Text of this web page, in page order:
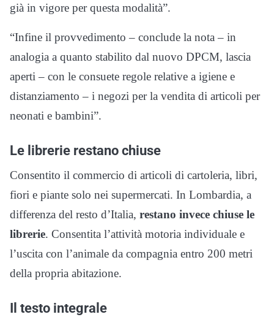
già in vigore per questa modalità”.
“Infine il provvedimento – conclude la nota – in
analogia a quanto stabilito dal nuovo DPCM, lascia
aperti – con le consuete regole relative a igiene e
distanziamento – i negozi per la vendita di articoli per
neonati e bambini”.
Le librerie restano chiuse
Consentito il commercio di articoli di cartoleria, libri,
fiori e piante solo nei supermercati. In Lombardia, a
differenza del resto d’Italia, restano invece chiuse le
librerie. Consentita l’attività motoria individuale e
l’uscita con l’animale da compagnia entro 200 metri
della propria abitazione.
Il testo integrale